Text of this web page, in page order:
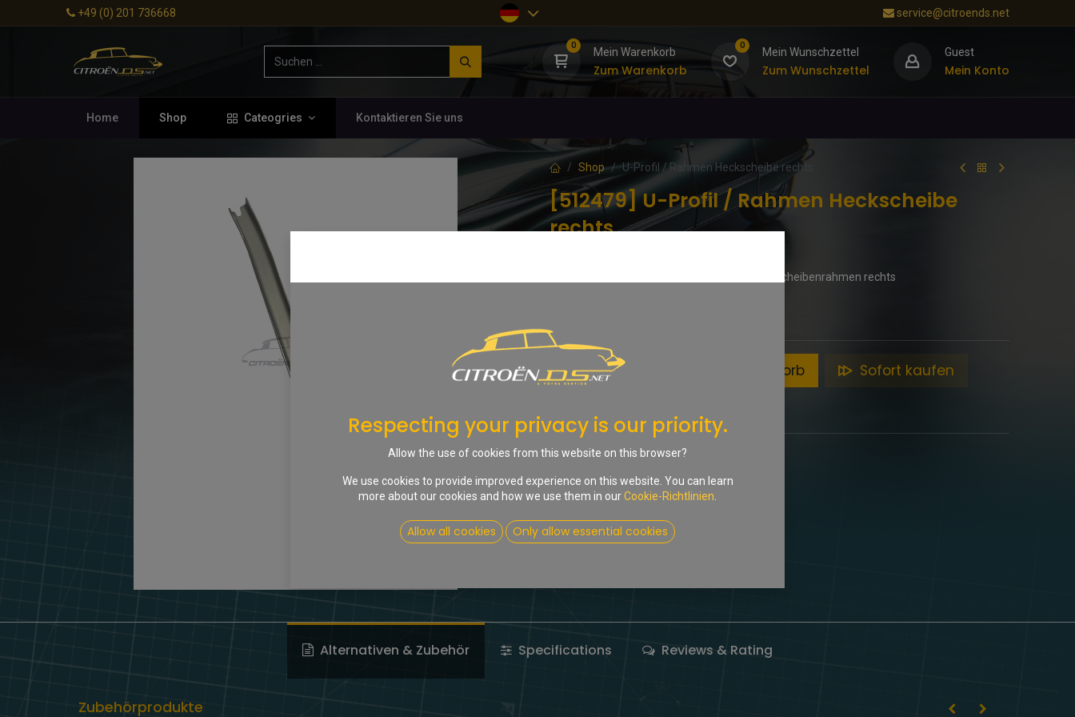
+49 (0) 201 736668 service@citroends.net
0
Mein Warenkorb
Zum Warenkorb
0
Mein Wunschzettel
Zum Wunschzettel
Guest
Mein Konto
Home Shop Cateogries Kontaktieren Sie uns
Shop U-Profil / Rahmen Heckscheibe rechts
[512479] U-Profil / Rahmen Heckscheibe
rechts
Passgenau gefertigtes Reparaturblech. Heckscheibenrahmen rechts
In den Warenkorb Sofort kaufen
Share :
Terms and Conditions
Alternativen & Zubehör Specifications Reviews & Rating
Zubehörprodukte
Respecting your privacy is our priority.
Allow the use of cookies from this website on this browser?
We use cookies to provide improved experience on this website. You can learn
more about our cookies and how we use them in ourCookie-Richtlinien
Allow all cookies Only allow essential cookies